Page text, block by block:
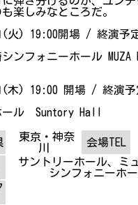
楽しみなところだ。
(火) 19:00開場 / 終演予
ンフォニーホール MUZA
(木) 19:00 開場 / 終演
ール Suntory Hall
東京・神奈
川
会場TEL
サントリーホール、ミ
シンフォニーホ